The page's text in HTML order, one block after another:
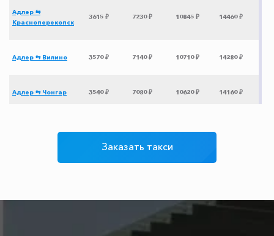
Адлер ⇆
Красноперекопск
3615 ₽ 7230 ₽ 10845 ₽ 14460 ₽
Адлер ⇆ Вилино 3570 ₽ 7140 ₽ 10710 ₽ 14280 ₽
Адлер ⇆ Чонгар 3540 ₽ 7080 ₽ 10620 ₽ 14160 ₽
Адлер ⇆ аэропорт
Заказать такси